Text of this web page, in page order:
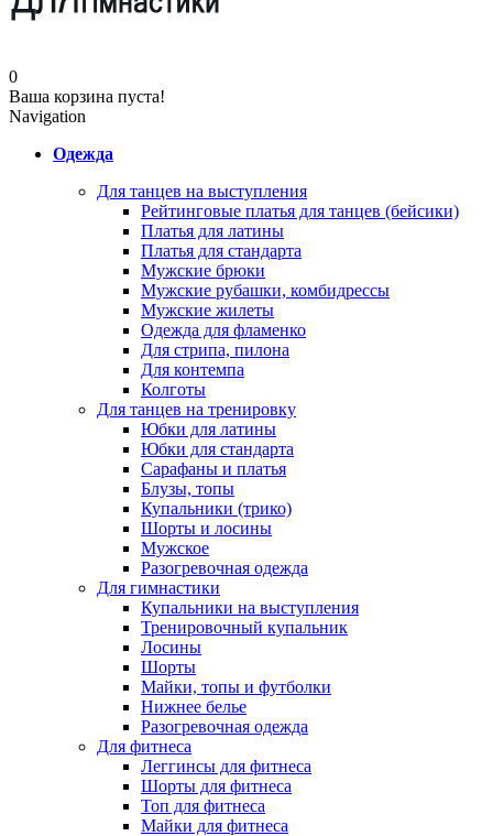
0
Ваша корзина пуста!
Navigation
Одежда
Для танцев на выступления
Рейтинговые платья для танцев (бейсики)
Платья для латины
Платья для стандарта
Мужские брюки
Мужские рубашки, комбидрессы
Мужские жилеты
Одежда для фламенко
Для стрипа, пилона
Для контемпа
Колготы
Для танцев на тренировку
Юбки для латины
Юбки для стандарта
Сарафаны и платья
Блузы, топы
Купальники (трико)
Шорты и лосины
Мужское
Разогревочная одежда
Для гимнастики
Купальники на выступления
Тренировочный купальник
Лосины
Шорты
Майки, топы и футболки
Нижнее белье
Разогревочная одежда
Для фитнеса
Леггинсы для фитнеса
Шорты для фитнеса
Топ для фитнеса
Майки для фитнеса